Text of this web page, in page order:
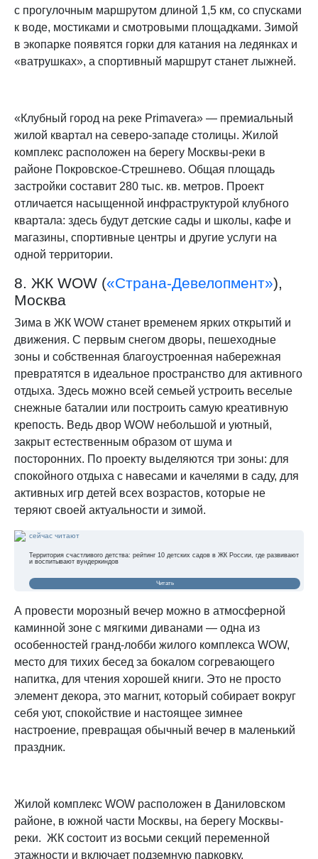
с прогулочным маршрутом длиной 1,5 км, со спусками
к воде, мостиками и смотровыми площадками. Зимой
в экопарке появятся горки для катания на ледянках и
«ватрушках», а спортивный маршрут станет лыжней.
«Клубный город на реке Primavera» — премиальный
жилой квартал на северо-западе столицы. Жилой
комплекс расположен на берегу Москвы-реки в
районе Покровское-Стрешнево. Общая площадь
застройки составит 280 тыс. кв. метров. Проект
отличается насыщенной инфраструктурой клубного
квартала: здесь будут детские сады и школы, кафе и
магазины, спортивные центры и другие услуги на
одной территории.
8. ЖК WOW («Страна-Девелопмент»),
Москва
Зима в ЖК WOW станет временем ярких открытий и
движения. С первым снегом дворы, пешеходные
зоны и собственная благоустроенная набережная
превратятся в идеальное пространство для активного
отдыха. Здесь можно всей семьей устроить веселые
снежные баталии или построить самую креативную
крепость. Ведь двор WOW небольшой и уютный,
закрыт естественным образом от шума и
посторонних. По проекту выделяются три зоны: для
спокойного отдыха с навесами и качелями в саду, для
активных игр детей всех возрастов, которые не
теряют своей актуальности и зимой.
сейчас читают
Территория счастливого детства: рейтинг 10 детских садов в ЖК России, где развивают
и воспитывают вундеркиндов
Читать
А провести морозный вечер можно в атмосферной
каминной зоне с мягкими диванами — одна из
особенностей гранд-лобби жилого комплекса WOW,
место для тихих бесед за бокалом согревающего
напитка, для чтения хорошей книги. Это не просто
элемент декора, это магнит, который собирает вокруг
себя уют, спокойствие и настоящее зимнее
настроение, превращая обычный вечер в маленький
праздник.
Жилой комплекс WOW расположен в Даниловском
районе, в южной части Москвы, на берегу Москвы-
реки. ЖК состоит из восьми секций переменной
этажности и включает подземную парковку,